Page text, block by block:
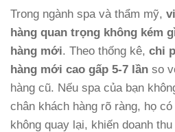
Trong ngành spa và thẩm mỹ,
hàng quan trọng không kém
hàng mới. Theo thống kê, chi
hàng mới cao gấp 5-7 lần so
hàng cũ. Nếu spa của bạn
chân khách hàng rõ ràng, họ
không quay lại, khiến doanh